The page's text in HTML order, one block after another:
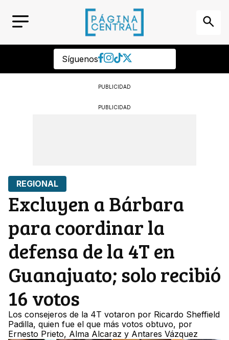
Síguenos
PUBLICIDAD
PUBLICIDAD
REGIONAL
Excluyen a Bárbara
para coordinar la
defensa de la 4T en
Guanajuato; solo recibió
16 votos
Los consejeros de la 4T votaron por Ricardo Sheffield
Padilla, quien fue el que más votos obtuvo, por
Ernesto Prieto, Alma Alcaraz y Antares Vázquez